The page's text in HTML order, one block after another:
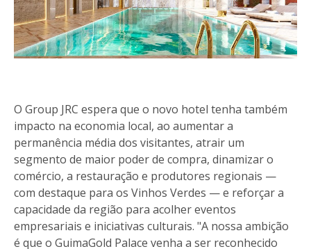
O Group JRC espera que o novo hotel tenha também
impacto na economia local, ao aumentar a
permanência média dos visitantes, atrair um
segmento de maior poder de compra, dinamizar o
comércio, a restauração e produtores regionais —
com destaque para os Vinhos Verdes — e reforçar a
capacidade da região para acolher eventos
empresariais e iniciativas culturais. "A nossa ambição
é que o GuimaGold Palace venha a ser reconhecido